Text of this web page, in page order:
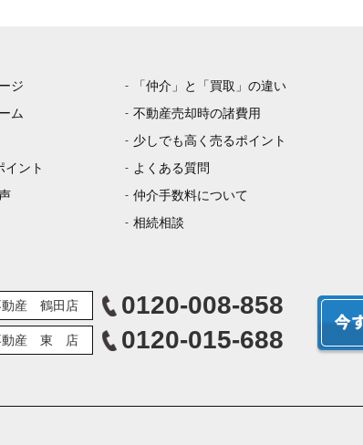
ジ
ム
イント
「仲介」と「買取」の違い
不動産売却時の諸費用
少しでも高く売るポイント
よくある質問
仲介手数料について
相続相談
動産 鶴田店 0120-008-858
動産 東 店 0120-015-688